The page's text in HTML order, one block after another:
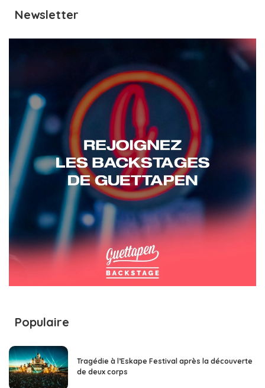
Newsletter
Populaire
Tragédie à l’Eskape Festival après la découverte
de deux corps